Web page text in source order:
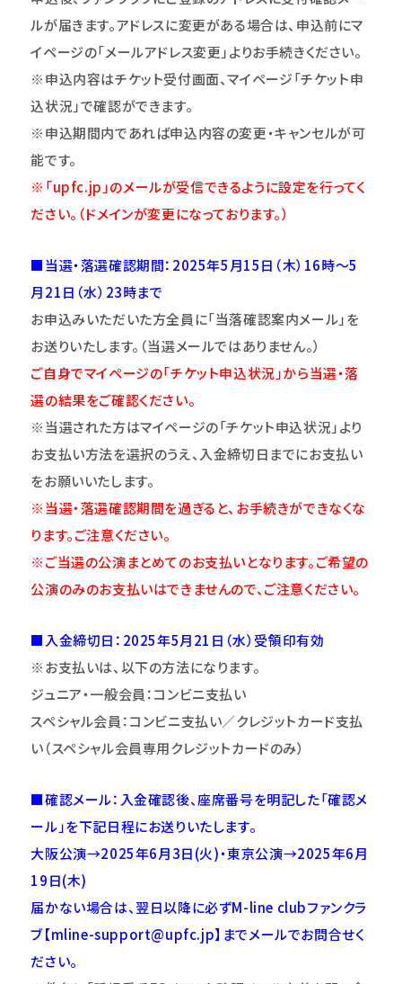
ルが届きます。アドレスに変更がある場合は、申込前にマ
イページの「メールアドレス変更」よりお手続きください。
※申込内容はチケット受付画面、マイページ「チケット申
込状況」で確認ができます。
※申込期間内であれば申込内容の変更・キャンセルが可
能です。
※「upfc.jp」のメールが受信できるように設定を行ってく
ださい。（ドメインが変更になっております。）
■当選・落選確認期間：2025年5月15日（木）16時～5
月21日（水）23時まで
お申込みいただいた方全員に「当落確認案内メール」を
お送りいたします。（当選メールではありません。）
ご自身でマイページの「チケット申込状況」から当選・落
選の結果をご確認ください。
※当選された方はマイページの「チケット申込状況」より
お支払い方法を選択のうえ、入金締切日までにお支払い
をお願いいたします。
※当選・落選確認期間を過ぎると、お手続きができなくな
ります。ご注意ください。
※ご当選の公演まとめてのお支払いとなります。ご希望の
公演のみのお支払いはできませんので、ご注意ください。
■入金締切日：2025年5月21日（水）受領印有効
※お支払いは、以下の方法になります。
ジュニア・一般会員：コンビニ支払い
スペシャル会員：コンビニ支払い／クレジットカード支払
い（スペシャル会員専用クレジットカードのみ）
■確認メール：入金確認後、座席番号を明記した「確認メ
ール」を下記日程にお送りいたします。
大阪公演→2025年6月3日(火)・東京公演→2025年6月
19日(木)
届かない場合は、翌日以降に必ずM-line clubファンクラ
ブ【mline-support@upfc.jp】までメールでお問合せく
ださい。